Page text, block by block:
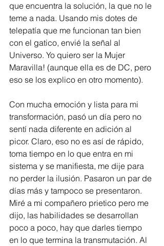
que encuentra la solución, la que no le
teme a nada. Usando mis dotes de
telepatía que me funcionan tan bien
con el gatico, envié la señal al
Universo. Yo quiero ser la Mujer
Maravilla! (aunque ella es de DC, pero
eso se los explico en otro momento).
Con mucha emoción y lista para mi
transformación, pasó un día pero no
sentí nada diferente en adición al
picor. Claro, eso no es así de rápido,
toma tiempo en lo que entra en mi
sistema y se manifiesta, me dije para
no perder la ilusión. Pasaron un par de
días más y tampoco se presentaron.
Miré a mi compañero prietico pero me
dijo, las habilidades se desarrollan
poco a poco, hay que darles tiempo
en lo que termina la transmutación. Al